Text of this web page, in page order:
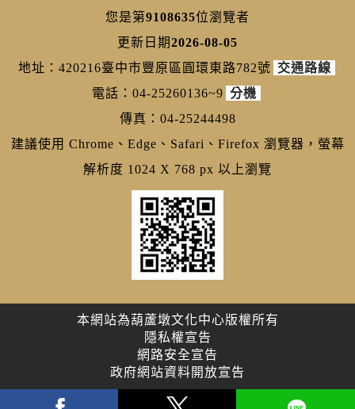
您是第9108635位瀏覽者
更新日期2026-08-05
地址：420216臺中市豐原區圓環東路782號 交通路線
電話：04-25260136~9 分機
傳真：04-25244498
建議使用 Chrome、Edge、Safari、Firefox 瀏覽器，螢幕
解析度 1024 X 768 px 以上瀏覽
本網站為葫蘆墩文化中心版權所有
隱私權宣告
網路安全宣告
政府網站資料開放宣告